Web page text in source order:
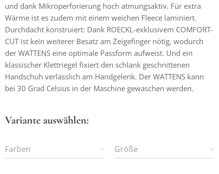
und dank Mikroperforierung hoch atmungsaktiv. Für extra
Wärme ist es zudem mit einem weichen Fleece laminiert.
Durchdacht konstruiert: Dank ROECKL-exklusivem COMFORT-
CUT ist kein weiterer Besatz am Zeigefinger nötig, wodurch
der WATTENS eine optimale Passform aufweist. Und ein
klassischer Klettriegel fixiert den schlank geschnittenen
Handschuh verlässlich am Handgelenk. Der WATTENS kann
bei 30 Grad Celsius in der Maschine gewaschen werden.
Variante auswählen:
Farben Größe